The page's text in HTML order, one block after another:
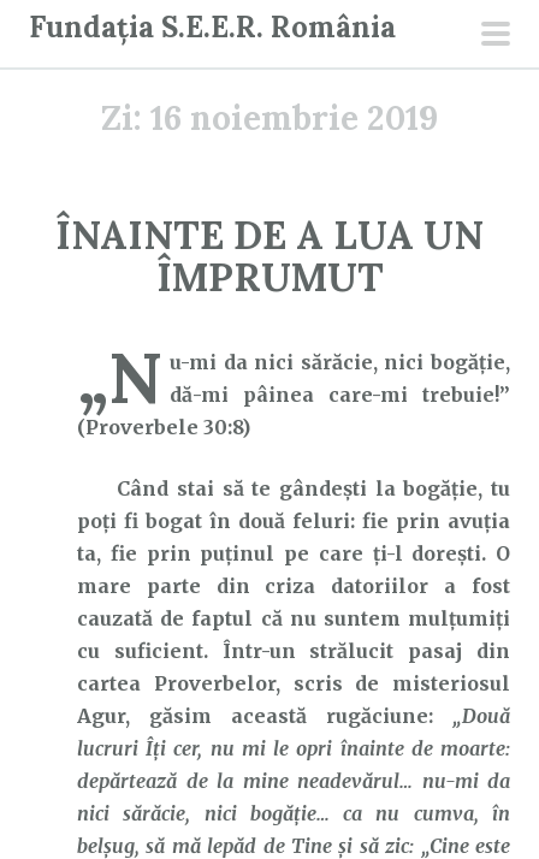
Fundația S.E.E.R. România
Zi: 16 noiembrie 2019
ÎNAINTE DE A LUA UN
ÎMPRUMUT
„N u-mi da nici sărăcie, nici bogăție,
dă-mi pâinea care-mi trebuie!”
(Proverbele 30:8)
Când stai să te gândești la bogăție, tu
poți fi bogat în două feluri: fie prin avuția
ta, fie prin puținul pe care ți-l dorești. O
mare parte din criza datoriilor a fost
cauzată de faptul că nu suntem mulțumiți
cu suficient. Într-un strălucit pasaj din
cartea Proverbelor, scris de misteriosul
Agur, găsim această rugăciune: „Două
lucruri Îți cer, nu mi le opri înainte de moarte:
depărtează de la mine neadevărul… nu-mi da
nici sărăcie, nici bogăție… ca nu cumva, în
belșug, să mă lepăd de Tine și să zic: „Cine este